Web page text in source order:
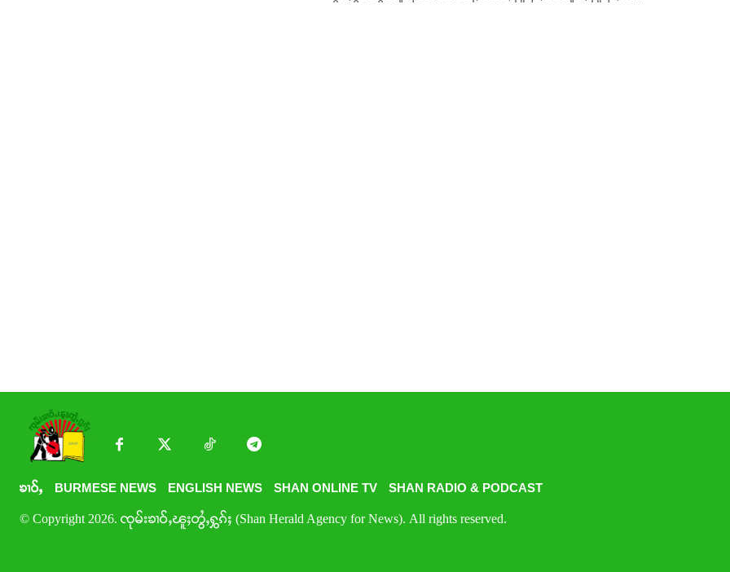
ၶၢဝ်ႇ BURMESE NEWS ENGLISH NEWS SHAN ONLINE TV SHAN RADIO & PODCAST
© Copyright 2026. ၸုမ်းၶၢဝ်ႇၽူႈတွႆႇႁွၵ်ႈ (Shan Herald Agency for News). All rights reserved.